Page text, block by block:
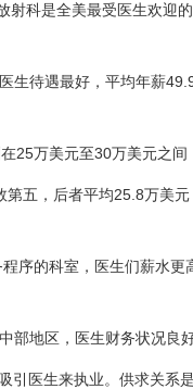
是全美最受医生欢迎
待遇最好，平均年薪
万美元至30万美元之间
，后者平均25.8万美
的科室，医生们薪水更
地区，医生财务状况良
生来执业。供求关系是